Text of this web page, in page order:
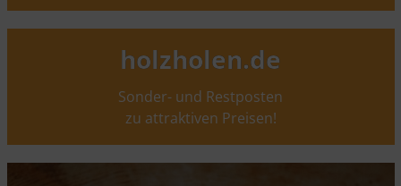
holzholen.de
Sonder- und Restposten
zu attraktiven Preisen!